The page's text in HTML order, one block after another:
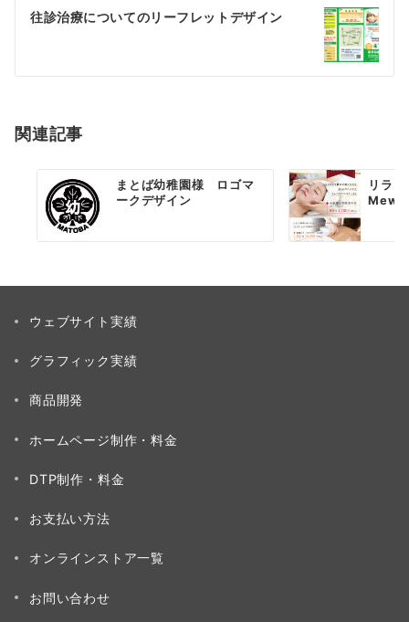
ゲ
シ
ン
往診治療についてのリーフレットデザイン
関連記事
まとば幼稚園様 ロゴマ
ークデザイン
リラ
Mew
ウェブサイト実績
グラフィック実績
商品開発
ホームページ制作・料金
DTP制作・料金
お支払い方法
オンラインストア一覧
お問い合わせ